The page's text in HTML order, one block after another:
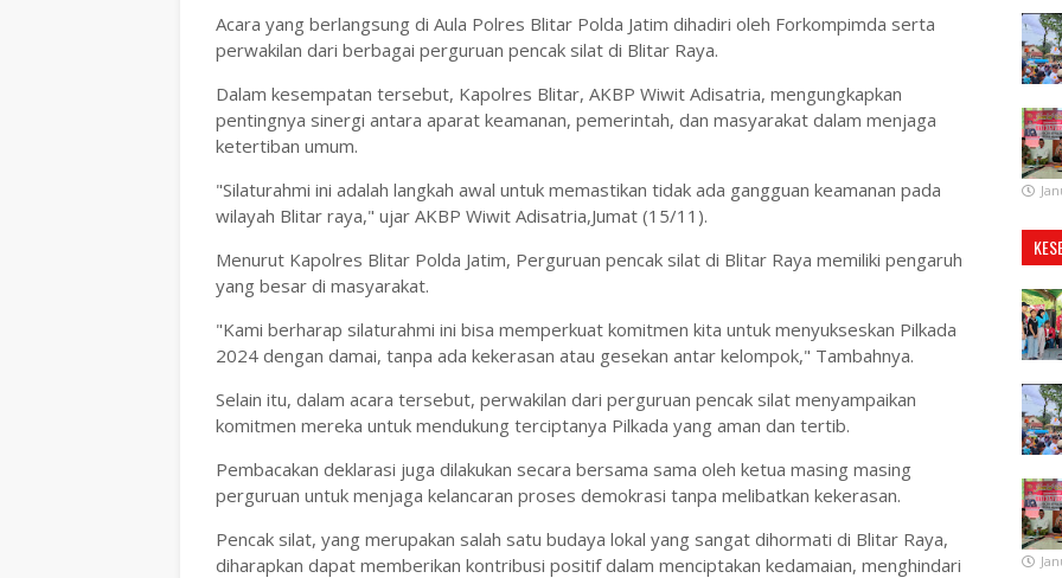
Acara yang berlangsung di Aula Polres Blitar Polda Jatim dihadiri oleh Forkompimda serta
perwakilan dari berbagai perguruan pencak silat di Blitar Raya.
Dalam kesempatan tersebut, Kapolres Blitar, AKBP Wiwit Adisatria, mengungkapkan
pentingnya sinergi antara aparat keamanan, pemerintah, dan masyarakat dalam menjaga
ketertiban umum.
"Silaturahmi ini adalah langkah awal untuk memastikan tidak ada gangguan keamanan pada
wilayah Blitar raya," ujar AKBP Wiwit Adisatria,Jumat (15/11).
Menurut Kapolres Blitar Polda Jatim, Perguruan pencak silat di Blitar Raya memiliki pengaruh
yang besar di masyarakat.
"Kami berharap silaturahmi ini bisa memperkuat komitmen kita untuk menyukseskan Pilkada
2024 dengan damai, tanpa ada kekerasan atau gesekan antar kelompok," Tambahnya.
Selain itu, dalam acara tersebut, perwakilan dari perguruan pencak silat menyampaikan
komitmen mereka untuk mendukung terciptanya Pilkada yang aman dan tertib.
Pembacakan deklarasi juga dilakukan secara bersama sama oleh ketua masing masing
perguruan untuk menjaga kelancaran proses demokrasi tanpa melibatkan kekerasan.
Pencak silat, yang merupakan salah satu budaya lokal yang sangat dihormati di Blitar Raya,
diharapkan dapat memberikan kontribusi positif dalam menciptakan kedamaian, menghindari